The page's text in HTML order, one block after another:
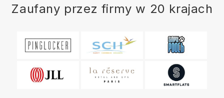
Zaufany przez firmy w 20 krajach